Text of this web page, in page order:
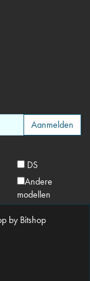
DS
Andere
modellen
by Bitshop